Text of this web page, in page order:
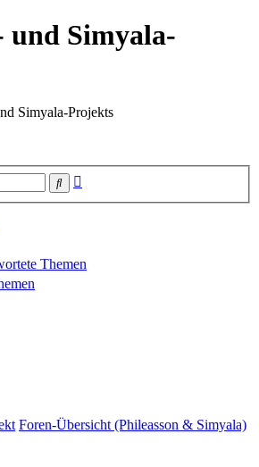
und Simyala-
Simyala-Projekts
Suche
Themen
Foren-Übersicht (Phileasson & Simyala)